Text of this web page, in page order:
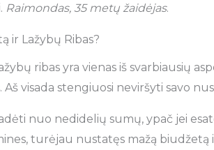
Raimondas, 35 metų žaidėjas.
ir Lažybų Ribas?
ribas yra vienas iš svarbiausių
Aš visada stengiuosi neviršyti savo
nuo nedidelių sumų, ypač jei
turėjau nustatęs mažą